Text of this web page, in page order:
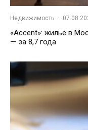
Недвижимость ·
«Accent»: жилье в
— за 8,7 года